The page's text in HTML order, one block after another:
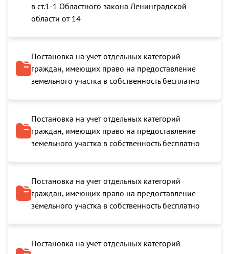
в ст.1-1 Областного закона Ленинградской
области от 14
Постановка на учет отдельных категорий
граждан, имеющих право на предоставление
земельного участка в собственность бесплатно
Постановка на учет отдельных категорий
граждан, имеющих право на предоставление
земельного участка в собственность бесплатно
Постановка на учет отдельных категорий
граждан, имеющих право на предоставление
земельного участка в собственность бесплатно
Постановка на учет отдельных категорий